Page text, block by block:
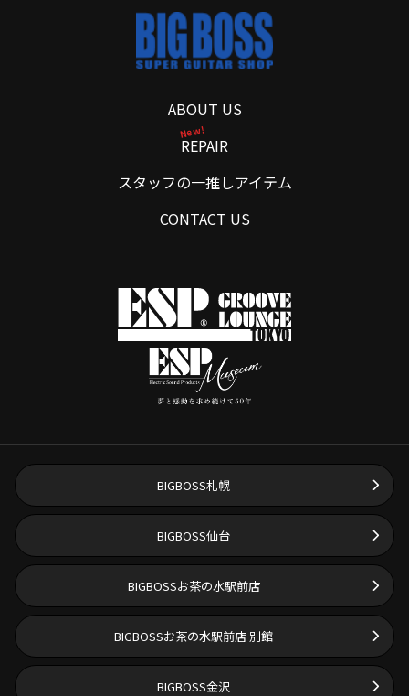
ABOUT US
REPAIR
New!
スタッフの一推しアイテム
CONTACT US
BIGBOSS札幌
BIGBOSS仙台
BIGBOSSお茶の水駅前店
BIGBOSSお茶の水駅前店 別館
BIGBOSS金沢